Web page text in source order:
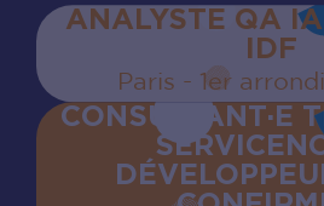
ANALYSTE QA
IDF
Paris - 1er
CONSULTANT·E